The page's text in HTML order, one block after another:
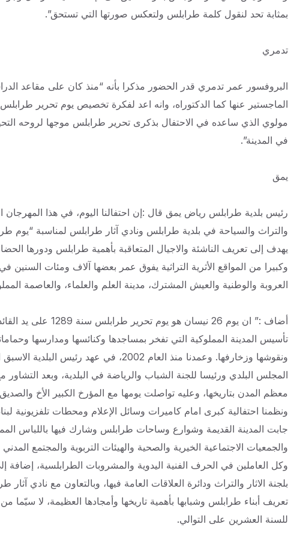
بمثابة تحد لنقول كلمة طرابلس ولتعكس صورتها التي تستحق”.
تدمري
البروفسور عمر تدمري قدر الحضور مذكرا بأنه “منذ كان على مقاعد
الماجستير عنها كما الدكتوراه، وانه اعد لفكرة تخصيص يوم تحرير
مولوي الذي ساعده في الاحتفال بذكرى تحرير طرابلس موجها لروحه
في المدينة”.
يمق
رئيس بلدية طرابلس رياض يمق قال :إن احتفالنا اليوم، في هذا
والتراث والسياحة في بلدية طرابلس ونادي آثار طرابلس لمناسبة
يهدف إلى تعريف الناشئة والاجيال المتعاقبة بأهمية طرابلس ودورها
وكبيرا من المواقع الأثرية التراثية يفوق عمر بعضها آلاف ومئات
العروبة والوطنية والعيش المشترك، مدينة العلم والعلماء، والعاصمة
أضاف :” ان يوم 26
تأسيس المدينة المملوكية التي تفخر بمساجدها وكنائسها ومدارسها
ونقوشها وزخارفها. وعمدنا منذ العام 2002،
المجلس البلدي ورئيسا للجنة الشباب والرياضة في البلدية، وبعد
ونظمنا احتفالية كبرى امام كاميرات وسائل الإعلام ومحطات تلفزيونية
جابت المدينة القديمة وشوارع وساحات طرابلس وشارك فيها باللباس
والجمعيات الاجتماعية الخيرية والصحية والهيئات التربوية والمجتمع
وكل العاملين في الحرف الفنية اليدوية والمشروبات الطرابلسية،
بلجنة الاثار والتراث ودائرة العلاقات العامة فيها، وبالتعاون مع نادي
تعريف أبناء طرابلس وشبابها بأهمية تاريخها وأمجادها العظيمة، لا سيّما
للسنة العشرين على التوالي.